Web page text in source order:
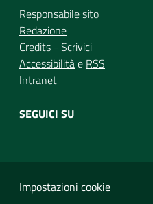
Responsabile sito
Redazione
Credits - Scrivici
Accessibilitàe RSS
Intranet
SEGUICI SU
Impostazioni cookie